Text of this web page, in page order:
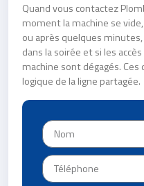
Quand vous contactez
moment la machine se
ou après quelques
dans la soirée et si les
machine sont dégagés.
logique de la ligne partagée.